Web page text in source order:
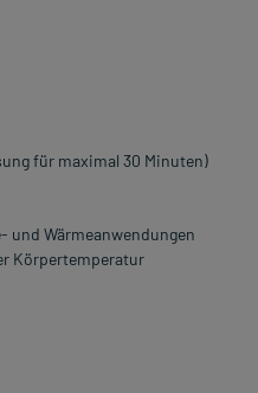
für maximal 30 Minuten)
und Wärmeanwendungen
Körpertemperatur